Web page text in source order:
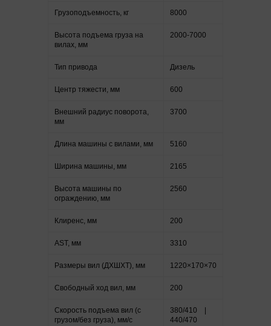
Грузоподъемность, кг 8000
Высота подъема груза на
вилах, мм
2000-7000
Тип привода Дизель
Центр тяжести, мм 600
Внешний радиус поворота,
мм
3700
Длина машины с вилами, мм 5160
Ширина машины, мм 2165
Высота машины по
ограждению, мм
2560
Клиренс, мм 200
AST, мм 3310
Размеры вил (ДXШXТ), мм 1220×170×70
Свободный ход вил, мм 200
Скорость подъема вил (с
грузом/без груза), мм/с
380/410 |
440/470